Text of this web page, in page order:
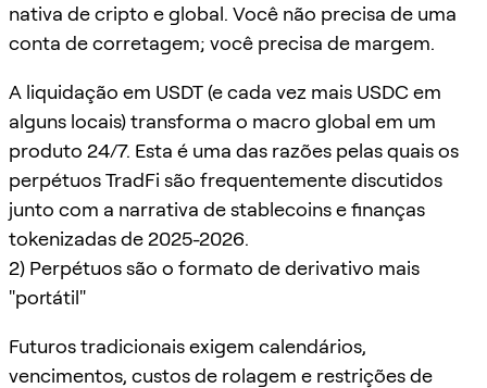
nativa de cripto e global. Você não precisa de uma
conta de corretagem; você precisa de margem.
A liquidação em USDT (e cada vez mais USDC em
alguns locais) transforma o macro global em um
produto 24/7. Esta é uma das razões pelas quais os
perpétuos TradFi são frequentemente discutidos
junto com a narrativa de stablecoins e finanças
tokenizadas de 2025-2026.
2) Perpétuos são o formato de derivativo mais
"portátil"
Futuros tradicionais exigem calendários,
vencimentos, custos de rolagem e restrições de